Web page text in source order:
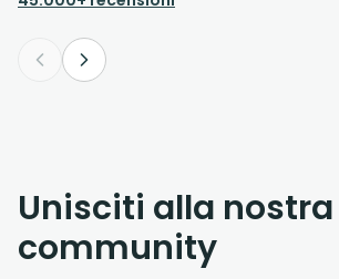
Unisciti alla nostra
community